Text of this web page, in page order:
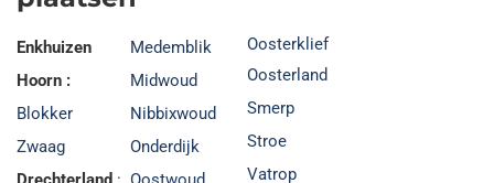
Enkhuizen
Hoorn :
Blokker
Zwaag
Medemblik
Midwoud
Nibbixwoud
Onderdijk
Oosterklief
Oosterland
Smerp
Stroe
Vatrop